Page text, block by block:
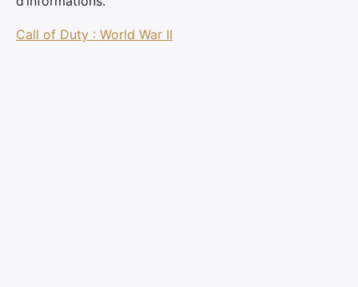
Call of Duty : World War II